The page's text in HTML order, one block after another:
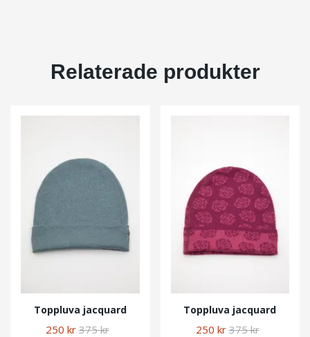
Relaterade produkter
Toppluva jacquard
250 kr 375 kr
Toppluva jacquard
250 kr 375 kr